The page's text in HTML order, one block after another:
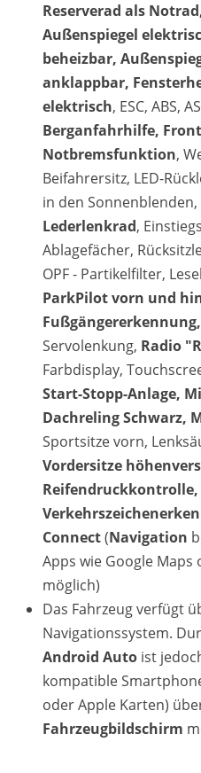
Reserverad als
Außenspiegel
beheizbar,
anklappbar,
elektrisch, ESC, ABS,
Berganfahrhilfe,
Notbremsfunktion,
Beifahrersitz, LED-
in den Sonnenblenden,
Lederlenkrad,
Ablagefächer,
OPF - Partikelfilter,
ParkPilot vorn und
Servolenkung, Radio
Farbdisplay,
Start-Stopp-Anlage,
Dachreling Schwarz,
Sportsitze vorn,
Vordersitze
Reifendruckkontrolle,
Connect(Navigation
Apps wie Google Maps
möglich)
Das Fahrzeug verfügt
Navigationssystem.
Android Auto ist
kompatible
oder Apple Karten)
Fahrzeugbildschirm